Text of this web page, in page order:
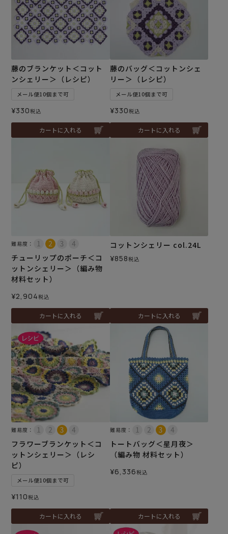
藤のブランケット＜コット
ンシェリー＞（レシピ）
メール便10個まで可
¥330税込
カートに入れる
藤のバッグ＜コットンシェ
リー＞（レシピ）
メール便10個まで可
¥330税込
カートに入れる
難易度：
チューリップのポーチ＜コ
ットンシェリー＞（編み物
材料セット）
¥2,904税込
カートに入れる
コットンシェリー col.24L
¥858税込
カートに入れる
難易度：
フラワーブランケット＜コ
ットンシェリー＞（レシ
ピ）
メール便10個まで可
¥110税込
カートに入れる
難易度：
トートバッグ＜星月夜＞
（編み物 材料セット）
¥6,336税込
カートに入れる